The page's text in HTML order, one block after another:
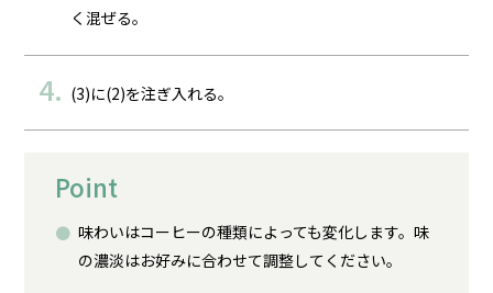
く混ぜる。
(3)に(2)を注ぎ入れる。
Point
味わいはコーヒーの種類によっても変化します。味
の濃淡はお好みに合わせて調整してください。